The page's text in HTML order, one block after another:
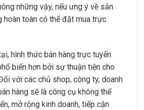
những vậy, nếu ưng ý về sản
hoàn toàn có thể đặt mua trực
hình thức bán hàng trực tuyến
biến hơn bởi sự thuận tiện cho
với các chủ shop, công ty, doanh
hàng sẽ là công cụ không thể
mở rộng kinh doanh, tiếp cận